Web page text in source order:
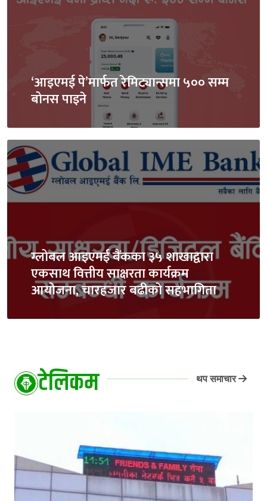
‘आइएमई पे’मार्फत रेमिट्यान्समा ५०० सम्म
बोनस पाइने
ग्लोबल आइएमई बैंकका ३५ शाखाद्वारा
एकसाथ वित्तीय साक्षरता कार्यक्रम
आयोजना, चारहजार बढीको सहभागिता
टेलिकम थप समाचार